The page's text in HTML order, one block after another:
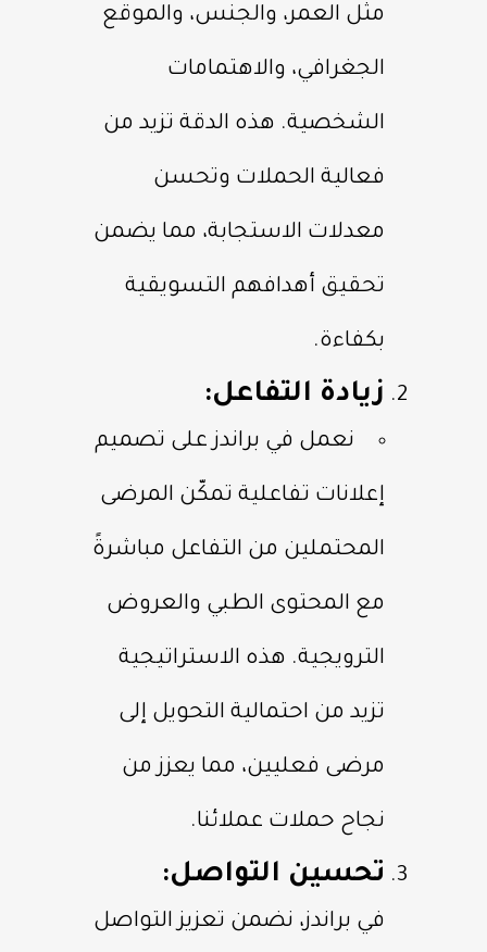
مثل العمر، والجنس، والموقع
الجغرافي، والاهتمامات
الشخصية. هذه الدقة تزيد من
فعالية الحملات وتحسن
معدلات الاستجابة، مما يضمن
تحقيق أهدافهم التسويقية
بكفاءة.
زيادة التفاعل:
نعمل في براندز على تصميم
إعلانات تفاعلية تمكّن المرضى
المحتملين من التفاعل مباشرةً
مع المحتوى الطبي والعروض
الترويجية. هذه الاستراتيجية
تزيد من احتمالية التحويل إلى
مرضى فعليين، مما يعزز من
نجاح حملات عملائنا.
تحسين التواصل:
في براندز، نضمن تعزيز التواصل